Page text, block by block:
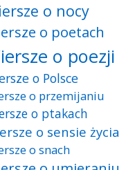
o nocy
o poetach
o poezji
o Polsce
o przemijaniu
o ptakach
o sensie życia
o snach